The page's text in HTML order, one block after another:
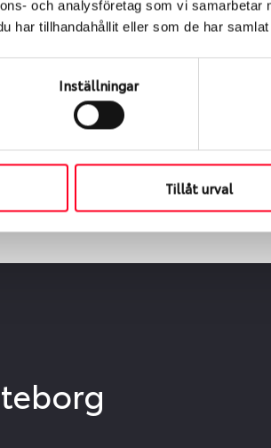
och analysföretag som vi
har tillhandahållit eller som de har
Inställningar
Tillåt urval
levereras de direkt till någon av
tid för upphämtning eller